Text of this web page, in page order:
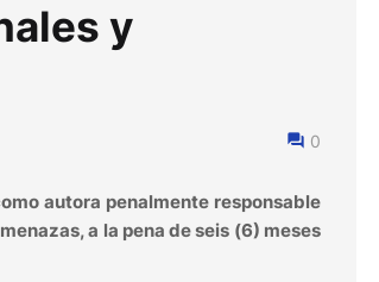
y
0
autora penalmente responsable
a la pena de seis (6) meses